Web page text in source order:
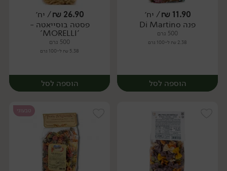
יח׳ יח׳
11.90
₪/ יח׳
פנה Di Martino
500 גרם
2.38 ₪ ל-100 גרם
הוספה לסל
26.90
₪/ יח׳
פסטה בוסייאטה -
'MORELLI'
500 גרם
5.38 ₪ ל-100 גרם
הוספה לסל
טבעוני